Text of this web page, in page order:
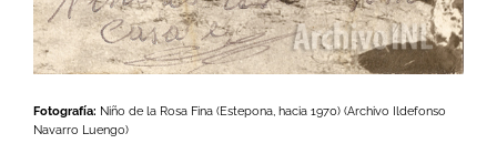
Fotografía: Niño de la Rosa Fina (Estepona, hacia 1970) (Archivo Ildefonso
Navarro Luengo)